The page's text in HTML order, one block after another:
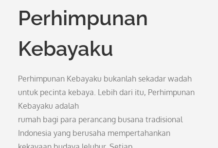
Perhimpunan
Kebayaku
Perhimpunan Kebayaku bukanlah sekadar wadah
untuk pecinta kebaya. Lebih dari itu, Perhimpunan
Kebayaku adalah
rumah bagi para perancang busana tradisional
Indonesia yang berusaha mempertahankan